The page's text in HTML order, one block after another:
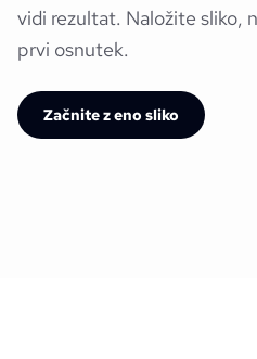
vidi rezultat. Naložite sliko,
prvi osnutek.
Začnite z eno sliko